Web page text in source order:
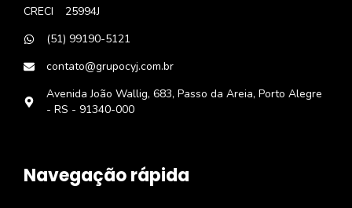
CRECI
25994J
(51) 99190-5121
contato@grupocyj.com.br
Avenida João Wallig, 683, Passo da Areia, Porto Alegre
- RS - 91340-000
Navegação rápida